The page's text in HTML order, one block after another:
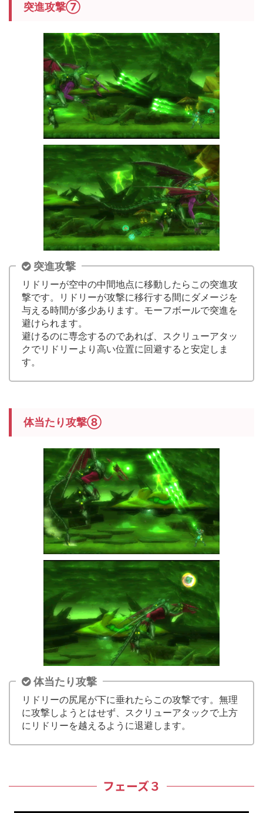
突進攻撃⑦
突進攻撃
リドリーが空中の中間地点に移動したらこの突進攻
撃です。リドリーが攻撃に移行する間にダメージを
与える時間が多少あります。モーフボールで突進を
避けられます。
避けるのに専念するのであれば、スクリューアタッ
クでリドリーより高い位置に回避すると安定しま
す。
体当たり攻撃⑧
体当たり攻撃
リドリーの尻尾が下に垂れたらこの攻撃です。無理
に攻撃しようとはせず、スクリューアタックで上方
にリドリーを越えるように退避します。
フェーズ３